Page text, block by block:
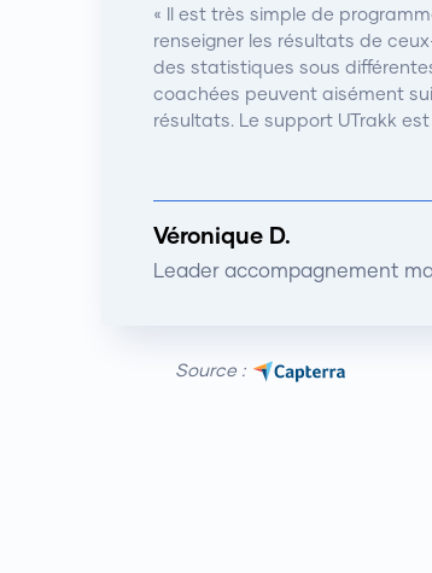
« Il est très simple de
renseigner les résultats de
des statistiques sous
coachées peuvent aisément
résultats. Le support UTrakk
Véronique D.
Leader accompagnement
Source :